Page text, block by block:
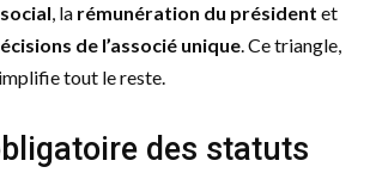
, la rémunération du président et
de l’associé unique. Ce triangle,
tout le reste.
des statuts